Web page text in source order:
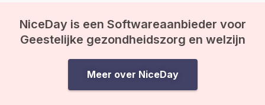
NiceDay is een Softwareaanbieder voor
Geestelijke gezondheidszorg en welzijn
Meer over NiceDay